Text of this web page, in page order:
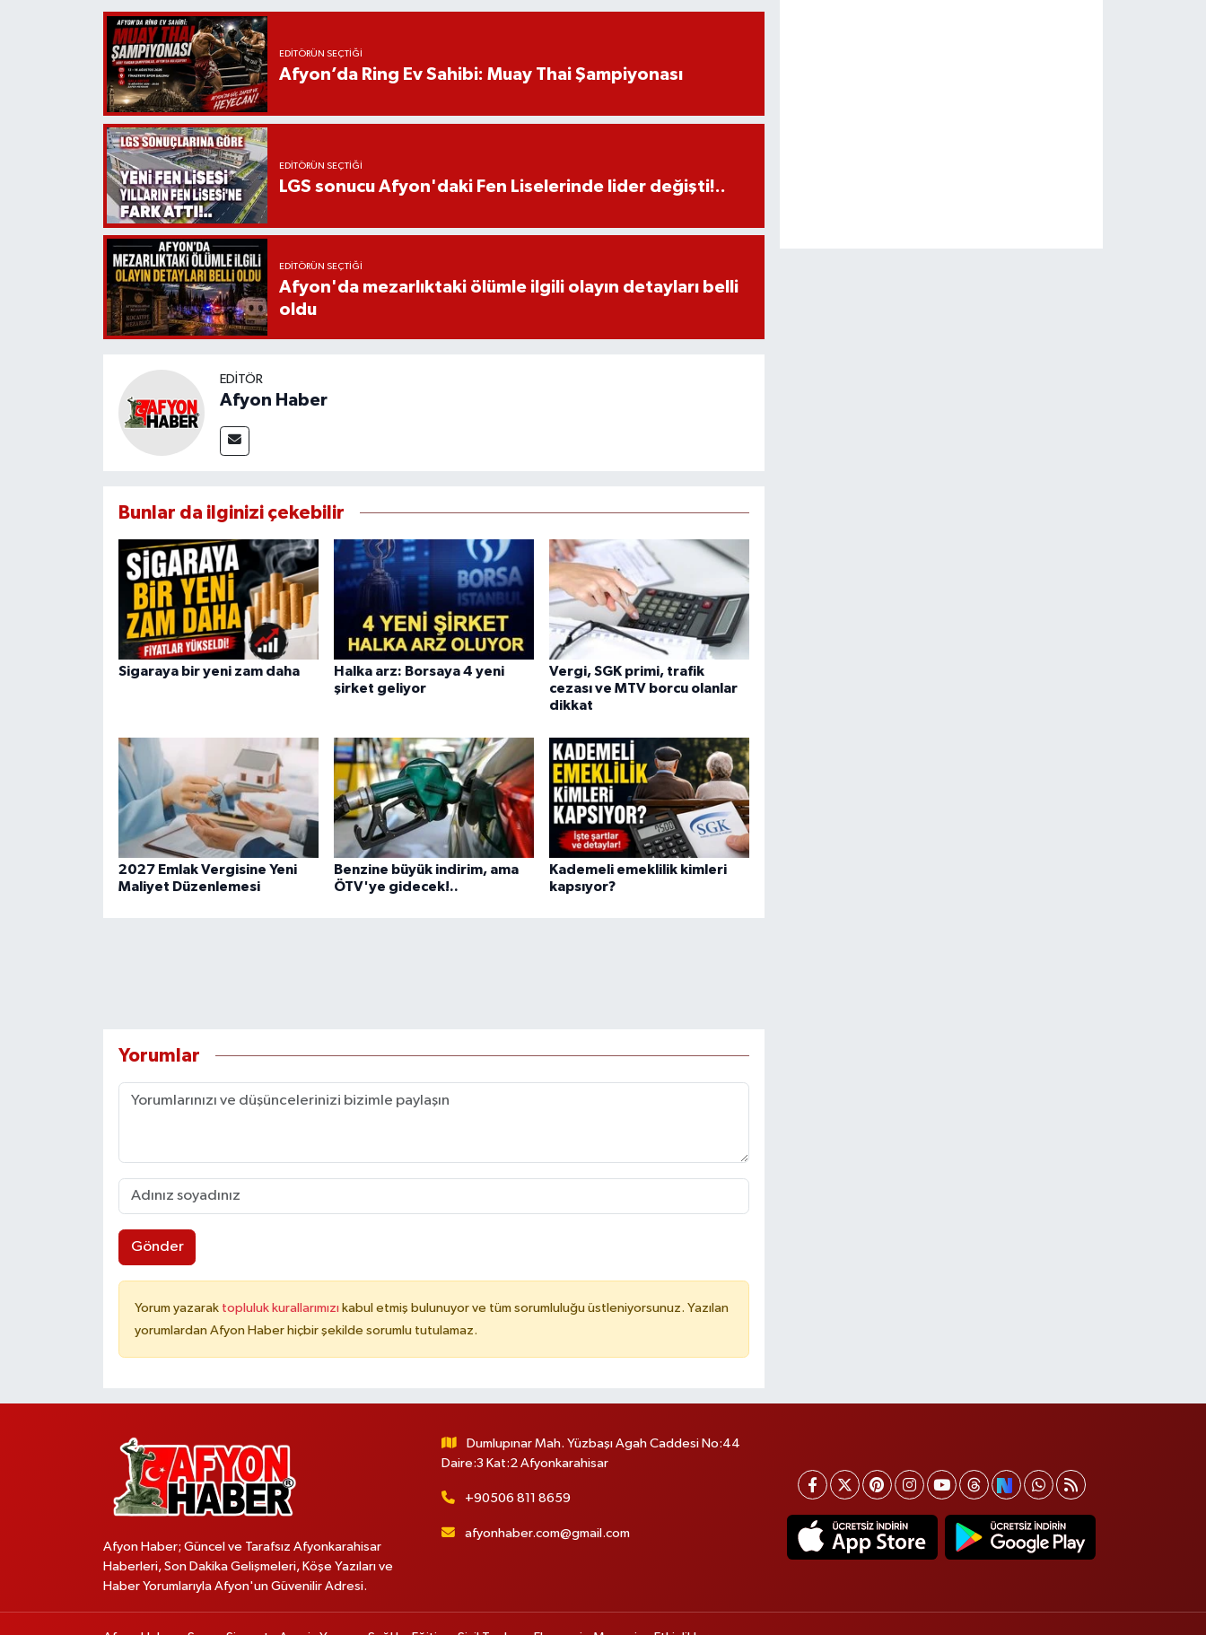
EDITÖRÜN SEÇTIĞI
Afyon’da Ring Ev Sahibi: Muay Thai Şampiyonası
EDITÖRÜN SEÇTIĞI
LGS sonucu Afyon'daki Fen Liselerinde lider değişti!..
EDITÖRÜN SEÇTIĞI
Afyon'da mezarlıktaki ölümle ilgili olayın detayları belli
oldu
EDITÖR
Afyon Haber
Bunlar da ilginizi çekebilir
Sigaraya bir yeni zam daha
Halka arz: Borsaya 4 yeni
şirket geliyor
Vergi, SGK primi, trafik
cezası ve MTV borcu olanlar
dikkat
2027 Emlak Vergisine Yeni
Maliyet Düzenlemesi
Benzine büyük indirim, ama
ÖTV'ye gidecek!..
Kademeli emeklilik kimleri
kapsıyor?
Yorumlar
Gönder
Yorum yazarak topluluk kurallarımızı kabul etmiş bulunuyor ve tüm sorumluluğu üstleniyorsunuz. Yazılan
yorumlardan Afyon Haber hiçbir şekilde sorumlu tutulamaz.
Afyon Haber; Güncel ve Tarafsız Afyonkarahisar
Haberleri, Son Dakika Gelişmeleri, Köşe Yazıları ve
Haber Yorumlarıyla Afyon'un Güvenilir Adresi.
Dumlupınar Mah. Yüzbaşı Agah Caddesi No:44
Daire:3 Kat:2 Afyonkarahisar
+90506 811 8659
afyonhaber.com@gmail.com